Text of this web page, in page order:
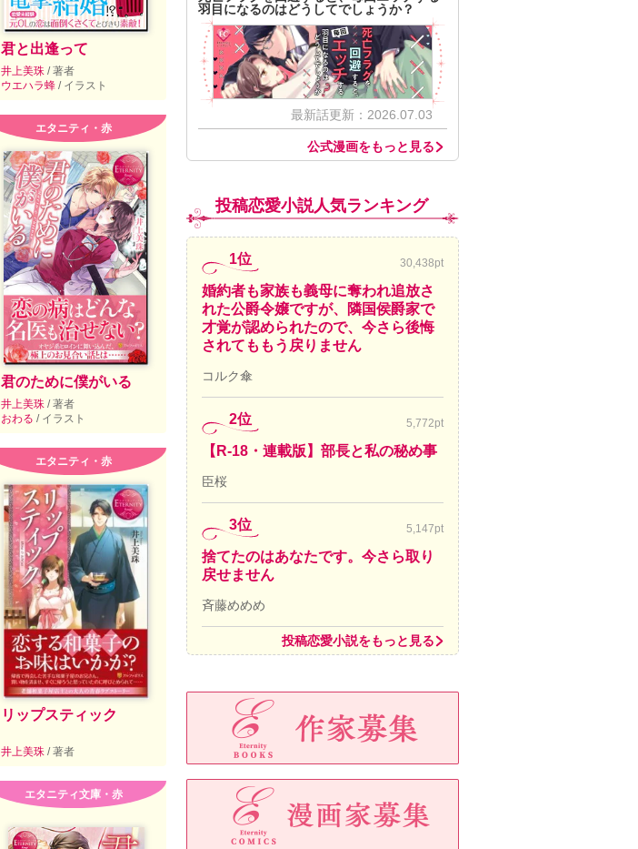
君と出逢って
井上美珠 / 著者
ウエハラ蜂 / イラスト
エタニティ・赤
君のために僕がいる
井上美珠 / 著者
おわる / イラスト
エタニティ・赤
リップスティック
井上美珠 / 著者
エタニティ文庫・赤
羽目になるのはどうしてでしょうか？
最新話更新：2026.07.03
公式漫画をもっと見る
投稿恋愛小説人気ランキング
1位 30,438pt
婚約者も家族も義母に奪われ追放さ
れた公爵令嬢ですが、隣国侯爵家で
才覚が認められたので、今さら後悔
されてももう戻りません
コルク傘
2位 5,772pt
【R-18・連載版】部長と私の秘め事
臣桜
3位 5,147pt
捨てたのはあなたです。今さら取り
戻せません
斉藤めめめ
投稿恋愛小説をもっと見る